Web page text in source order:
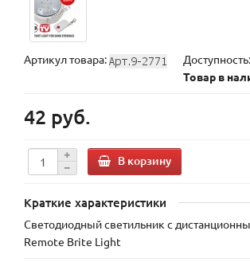
Артикул товара:
Доступность:
Товар в
42 руб.
В корзину
Краткие характеристики
Светодиодный светильник с
Remote Brite Light